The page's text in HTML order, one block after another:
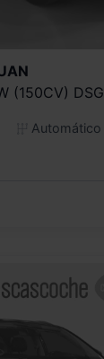
(150CV) DSG
Automático